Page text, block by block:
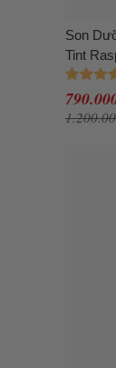
Son
Tint
10ml